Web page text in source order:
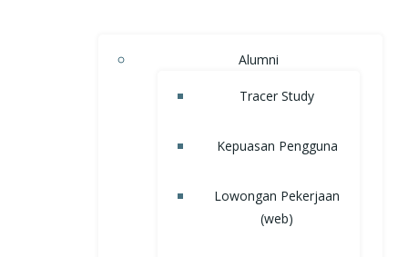
Alumni
Tracer Study
Kepuasan Pengguna
Lowongan Pekerjaan
(web)